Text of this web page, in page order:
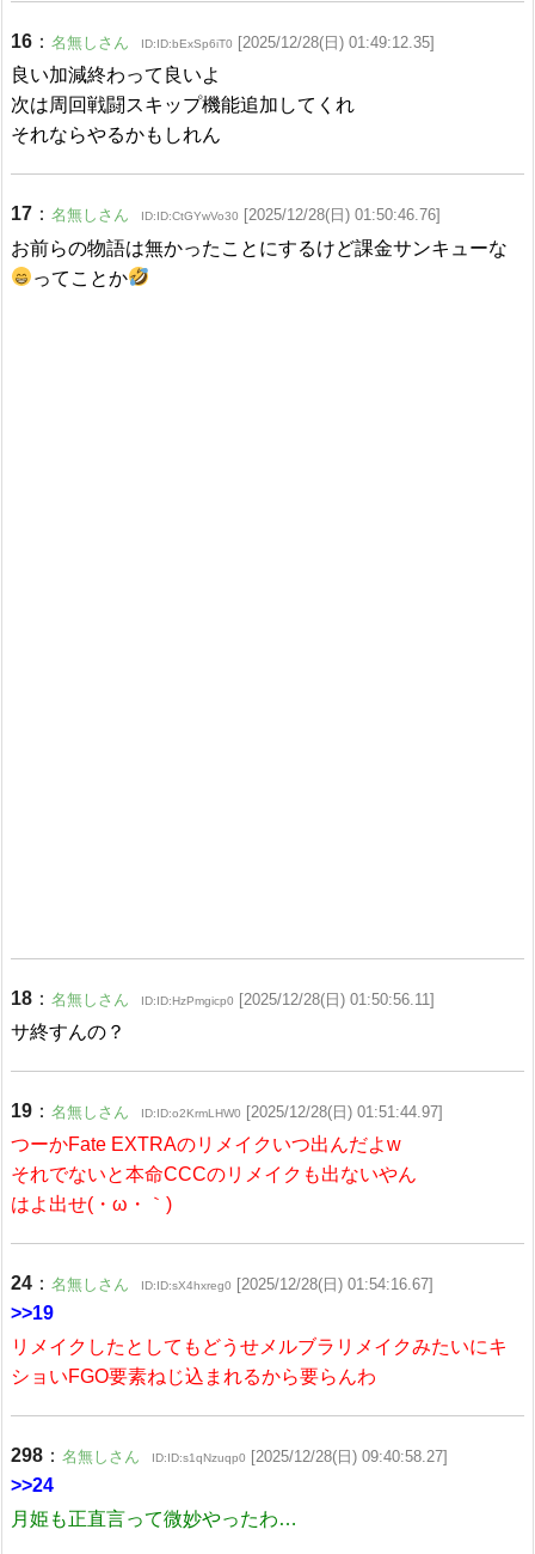
16 ： 名無しさん ID:ID:bExSp6iT0 [2025/12/28(日) 01:49:12.35]
良い加減終わって良いよ
次は周回戦闘スキップ機能追加してくれ
それならやるかもしれん
17 ： 名無しさん ID:ID:CtGYwVo30 [2025/12/28(日) 01:50:46.76]
お前らの物語は無かったことにするけど課金サンキューな
ってことか
18 ： 名無しさん ID:ID:HzPmgicp0 [2025/12/28(日) 01:50:56.11]
サ終すんの？
19 ： 名無しさん ID:ID:o2KrmLHW0 [2025/12/28(日) 01:51:44.97]
つーかFate EXTRAのリメイクいつ出んだよw
それでないと本命CCCのリメイクも出ないやん
はよ出せ(・ω・｀)
24 ： 名無しさん ID:ID:sX4hxreg0 [2025/12/28(日) 01:54:16.67]
>>19
リメイクしたとしてもどうせメルブラリメイクみたいにキ
ショいFGO要素ねじ込まれるから要らんわ
298 ： 名無しさん ID:ID:s1qNzuqp0 [2025/12/28(日) 09:40:58.27]
>>24
月姫も正直言って微妙やったわ…